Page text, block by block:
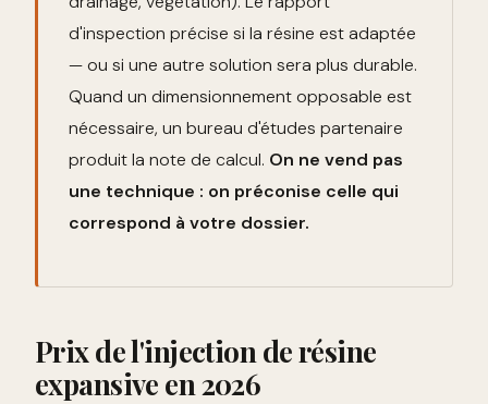
d'inspection précise si la résine est adaptée
— ou si une autre solution sera plus durable.
Quand un dimensionnement opposable est
nécessaire, un bureau d'études partenaire
produit la note de calcul. On ne vend pas
une technique : on préconise celle qui
correspond à votre dossier.
Prix de l'injection de résine
expansive en 2026